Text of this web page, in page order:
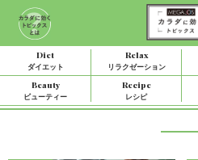
Diet
ダイエット
Relax
リラクゼーション
Beauty
ビューティー
Recipe
レシピ